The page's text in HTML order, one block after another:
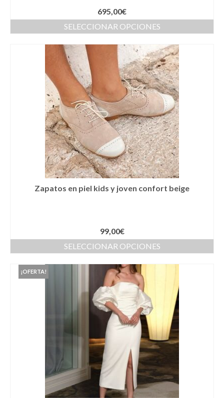
Traje de bautismo
Vestidos niña
Complementos
Abanicos
Anillos
Bolsos
Carteras
Cestas
Collares y gargantillas
Coronas
Estolas
Gorros
695,00€
SELECCIONAR OPCIONES
Zapatos en piel kids y joven confort beige
99,00€
SELECCIONAR OPCIONES
¡OFERTA!